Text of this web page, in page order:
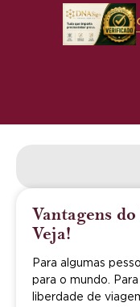
Vantagens
Veja!
Para algumas
para o mundo.
liberdade de